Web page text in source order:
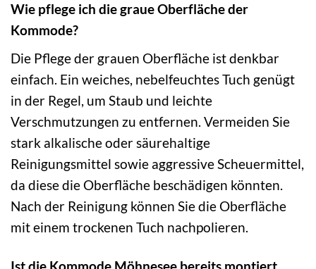
Wie pflege ich die graue Oberfläche der
Kommode?
Die Pflege der grauen Oberfläche ist denkbar
einfach. Ein weiches, nebelfeuchtes Tuch genügt
in der Regel, um Staub und leichte
Verschmutzungen zu entfernen. Vermeiden Sie
stark alkalische oder säurehaltige
Reinigungsmittel sowie aggressive Scheuermittel,
da diese die Oberfläche beschädigen könnten.
Nach der Reinigung können Sie die Oberfläche
mit einem trockenen Tuch nachpolieren.